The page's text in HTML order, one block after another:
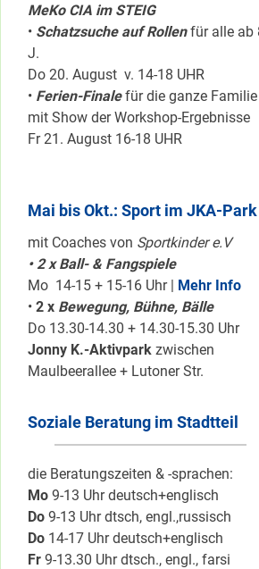
MeKo CIA im STEIG
• Schatzsuche auf Rollenfür alle ab
J.
Do 20. August v. 14-18 UHR
• Ferien-Finalefür die ganze Familie
mit Show der Workshop-Ergebnisse
Fr 21. August 16-18 UHR
Mai bis Okt.: Sport im JKA-Park
mit Coaches von Sportkinder e.V
• 2 x Ball- & Fangspiele
Mo 14-15 + 15-16 Uhr |
Mehr Info
• 2 x Bewegung, Bühne, Bälle
Do 13.30-14.30 + 14.30-15.30 Uhr
Jonny K.-Aktivpark zwischen
Maulbeerallee + Lutoner Str.
Soziale Beratung im Stadtteil
die Beratungszeiten & -sprachen:
Mo 9-13 Uhr deutsch+englisch
Do 9-13 Uhr dtsch, engl.,russisch
Do 14-17 Uhr deutsch+englisch
Fr 9-13.30 Uhr dtsch., engl., farsi